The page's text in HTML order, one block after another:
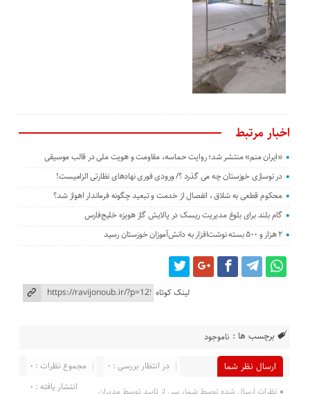
اخبار مرتبط
«ایران منم» منتشر شد؛ روایت حماسه، مقاومت و هویت ملی در قالب موسیقی
در نوسازی خوزستان چه می گذرد ؟/ ورودی فوری نهادهای نظارتی الزامیست!
محکوم قطعی به شلاق ، انفصال از خدمت و تبعید چگونه فرماندار اهواز شد؟
گام بلند برای بلوغ مدیریت ریسک در پالایش گاز هویزه خلیج‌فارس
۲ هزار و ۵۰۰ بسته نوشت‌افزار به دانش‌آموزان خوزستان رسید
لینک کوتاه
برچسب ها : ناموجود
ارسال نظر شما مجموع نظرات : 0
در انتظار بررسی : 0
انتشار یافته : 0